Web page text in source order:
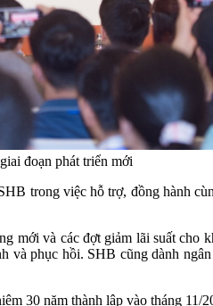
đoạn phát triển mới
trong việc hỗ trợ, đồng hành
và các đợt giảm lãi suất cho
phục hồi. SHB cũng dành
30 năm thành lập vào tháng 11/